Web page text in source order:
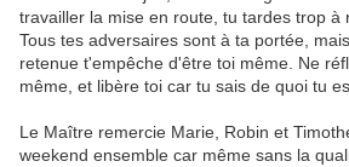
travailler la mise en route, tu tardes trop à
Tous tes adversaires sont à ta portée,
retenue t'empêche d'être toi même. Ne
même, et libère toi car tu sais de quoi tu
Le Maître remercie Marie, Robin et
weekend ensemble car même sans la